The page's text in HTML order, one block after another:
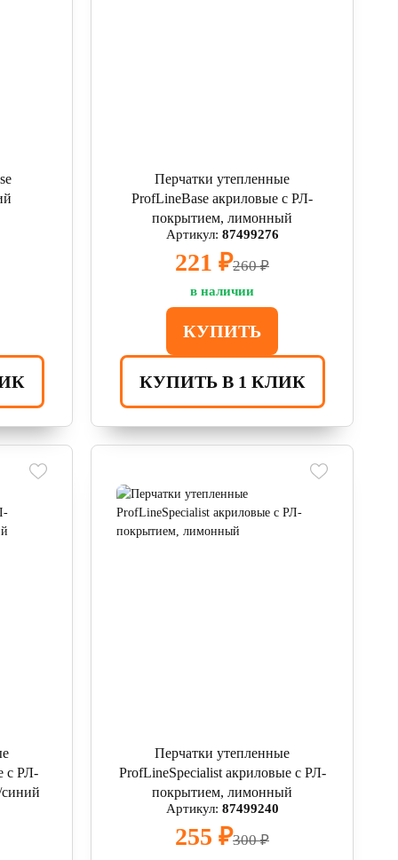
Перчатки утепленные
ProfLineBase акриловые с РЛ-
покрытием, лимонный
Артикул: 87499276
221 ₽260 ₽
в наличии
КУПИТЬ
КУПИТЬ В 1 КЛИК
с РЛ-
Перчатки утепленные
ProfLineSpecialist акриловые с РЛ-
покрытием, лимонный
Артикул: 87499240
255 ₽300 ₽